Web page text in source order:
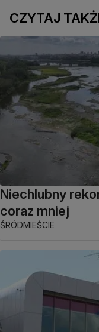
CZYTAJ
Niechlubny
coraz mniej
ŚRÓDMIEŚCIE